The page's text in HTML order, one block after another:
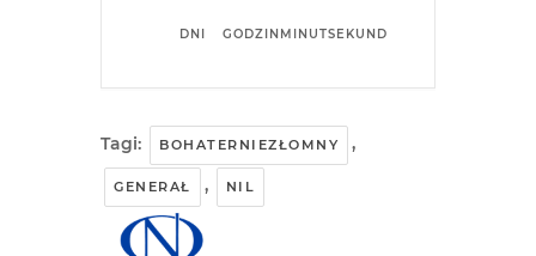
DNI GODZIN MINUTSEKUND
Tagi: BOHATERNIEZŁOMNY ,
GENERAŁ , NIL